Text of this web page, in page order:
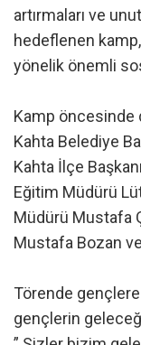
artırmaları ve
hedeflenen
yönelik önemli
Kamp öncesinde
Kahta Belediye
Kahta İlçe
Eğitim Müdürü
Müdürü Mustafa
Mustafa Bozan
Törende
gençlerin